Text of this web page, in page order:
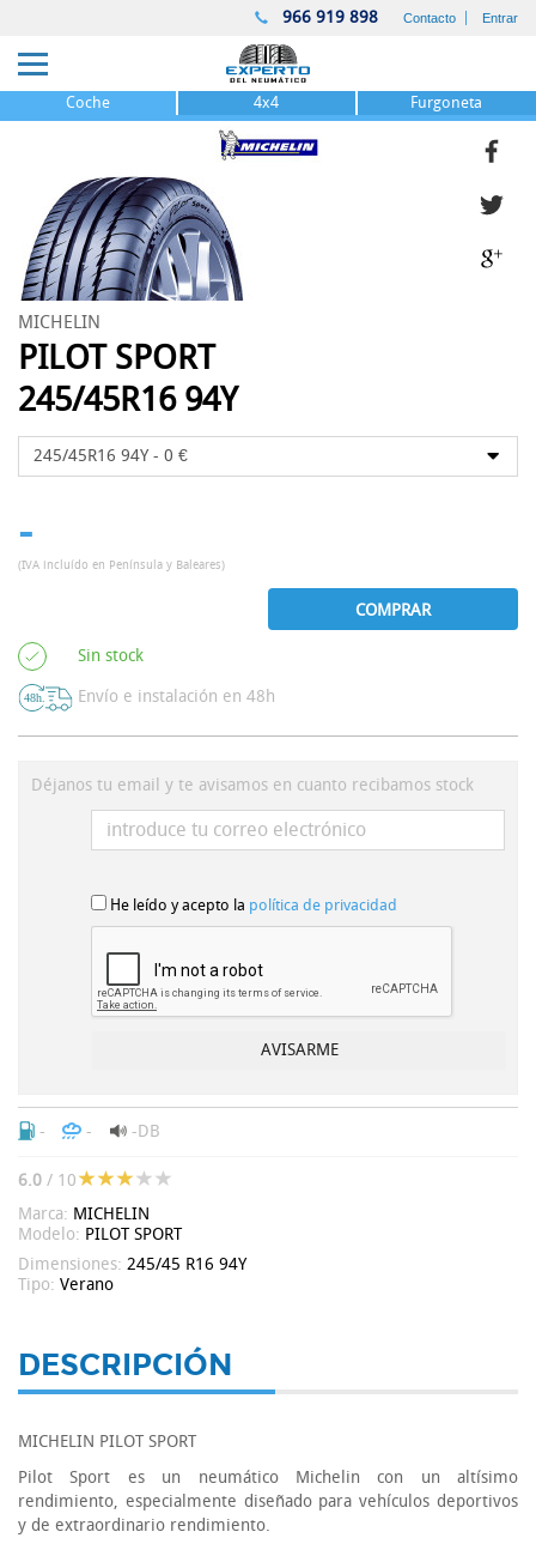
966 919 898 Contacto Entrar
Coche 4x4 Furgoneta
MICHELIN
PILOT SPORT
245/45R16 94Y
-
(IVA incluído en Península y Baleares)
COMPRAR
Sin stock
Envío e instalación en 48h
Déjanos tu email y te avisamos en cuanto recibamos stock
He leído y acepto la política de privacidad
- - -DB
6.0 / 10
Marca: MICHELIN
Modelo: PILOT SPORT
Dimensiones: 245/45 R16 94Y
Tipo: Verano
DESCRIPCIÓN
MICHELIN PILOT SPORT
Pilot Sport es un neumático Michelin con un altísimo
rendimiento, especialmente diseñado para vehículos deportivos
y de extraordinario rendimiento.